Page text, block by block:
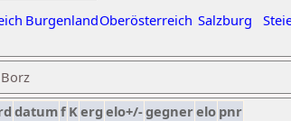
BurgenlandOberösterreich Salzburg
datumf Kerg elo+/-gegnerelo pnr